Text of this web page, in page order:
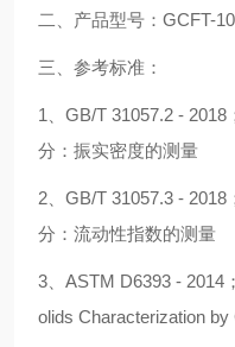
二、产品型号：GCFT-
三、参考标准：
1、GB/T 31057.2 -
分：振实密度的测量
2、GB/T 31057.3 -
分：流动性指数的测量
3、ASTM D6393 - 2014
olids Characterization by